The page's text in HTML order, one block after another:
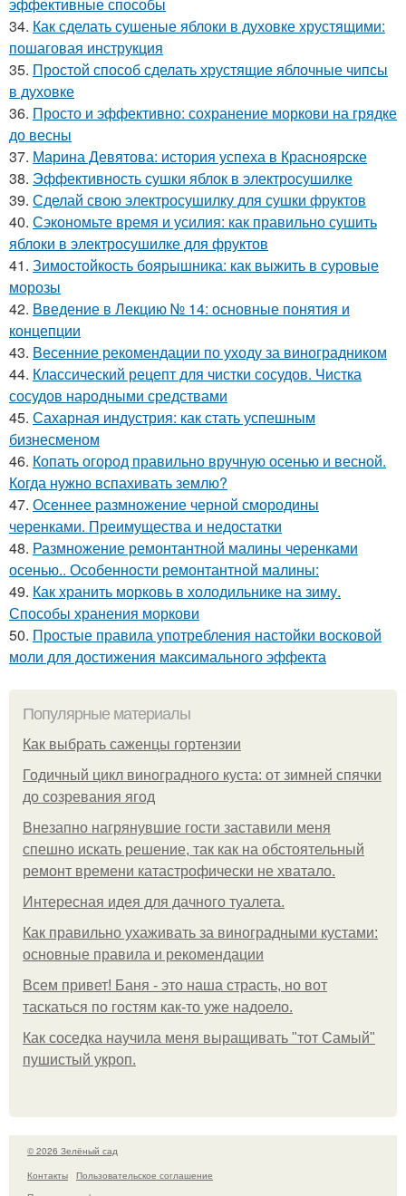
34. Как сделать сушеные яблоки в духовке хрустящими:
пошаговая инструкция
35. Простой способ сделать хрустящие яблочные чипсы
в духовке
36. Просто и эффективно: сохранение моркови на грядке
до весны
37. Марина Девятова: история успеха в Красноярске
38. Эффективность сушки яблок в электросушилке
39. Сделай свою электросушилку для сушки фруктов
40. Сэкономьте время и усилия: как правильно сушить
яблоки в электросушилке для фруктов
41. Зимостойкость боярышника: как выжить в суровые
морозы
42. Введение в Лекцию № 14: основные понятия и
концепции
43. Весенние рекомендации по уходу за виноградником
44. Классический рецепт для чистки сосудов. Чистка
сосудов народными средствами
45. Сахарная индустрия: как стать успешным
бизнесменом
46. Копать огород правильно вручную осенью и весной.
Когда нужно вспахивать землю?
47. Осеннее размножение черной смородины
черенками. Преимущества и недостатки
48. Размножение ремонтантной малины черенками
осенью.. Особенности ремонтантной малины:
49. Как хранить морковь в холодильнике на зиму.
Способы хранения моркови
50. Простые правила употребления настойки восковой
моли для достижения максимального эффекта
Популярные материалы
Как выбрать саженцы гортензии
Годичный цикл виноградного куста: от зимней спячки
до созревания ягод
Внезапно нагрянувшие гости заставили меня
спешно искать решение, так как на обстоятельный
ремонт времени катастрофически не хватало.
Интересная идея для дачного туалета.
Как правильно ухаживать за виноградными кустами:
основные правила и рекомендации
Всем привет! Баня - это наша страсть, но вот
таскаться по гостям как-то уже надоело.
Как соседка научила меня выращивать "тот Самый"
пушистый укроп.
© 2026 Зелёный сад
Контакты
Пользовательское соглашение